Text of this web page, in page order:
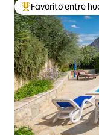
De los mejores en
Favorito entre